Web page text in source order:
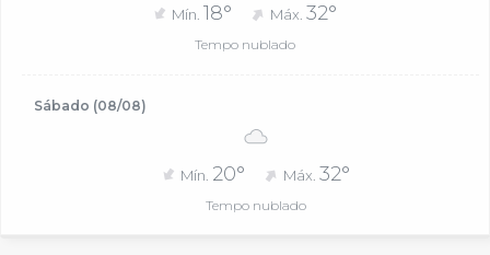
Mín. 18° Máx. 32°
Tempo nublado
Sábado (08/08)
Mín. 20° Máx.32°
Tempo nublado